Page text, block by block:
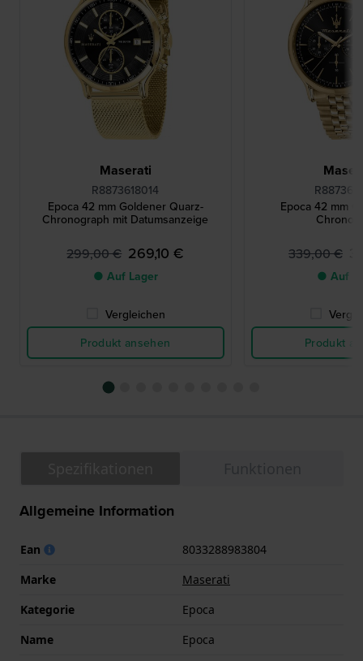
Maserati
R8873618014
Epoca 42 mm Goldener Quarz-
Chronograph mit Datumsanzeige
299,00 € 269,10 €
● Auf Lager
Vergleichen
Produkt ansehen
Epoca 42 mm
339,00 €
● Auf
Produkt
Allgemeine Information
Ean
8033288983804
Marke
Maserati
Kategorie
Epoca
Name
Epoca